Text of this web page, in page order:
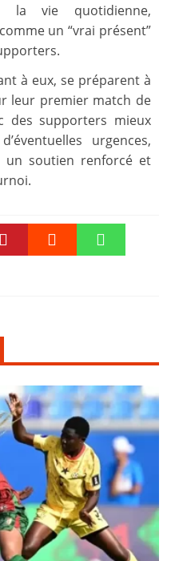
la vie quotidienne,
un “vrai présent”
à eux, se préparent à
leur premier match de
des supporters mieux
urgences,
un soutien renforcé et